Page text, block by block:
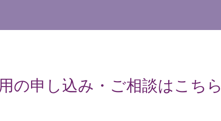
の申し込み・ご相談はこち